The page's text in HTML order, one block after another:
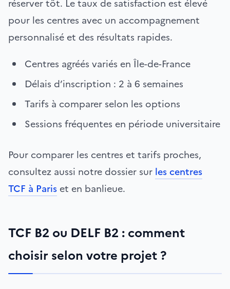
réserver tôt. Le taux de satisfaction est élevé
pour les centres avec un accompagnement
personnalisé et des résultats rapides.
Centres agréés variés en Île-de-France
Délais d’inscription : 2 à 6 semaines
Tarifs à comparer selon les options
Sessions fréquentes en période universitaire
Pour comparer les centres et tarifs proches,
consultez aussi notre dossier sur les centres
TCF à Paris et en banlieue.
TCF B2 ou DELF B2 : comment
choisir selon votre projet ?